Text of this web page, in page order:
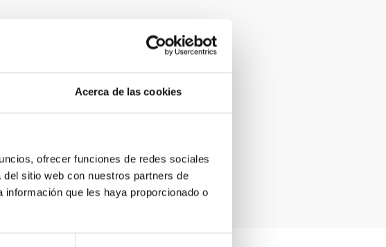
Acerca de las cookies
ofrecer funciones de redes sociales
sitio web con nuestros partners de
que les haya proporcionado o